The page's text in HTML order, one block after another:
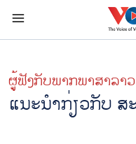
ຜູ້​ຟັງ​ກັບ​ພາກ​ພາ​ສາ​ລາວ
ແນະ​ນຳ​ກ່ຽວ​ກັບ​